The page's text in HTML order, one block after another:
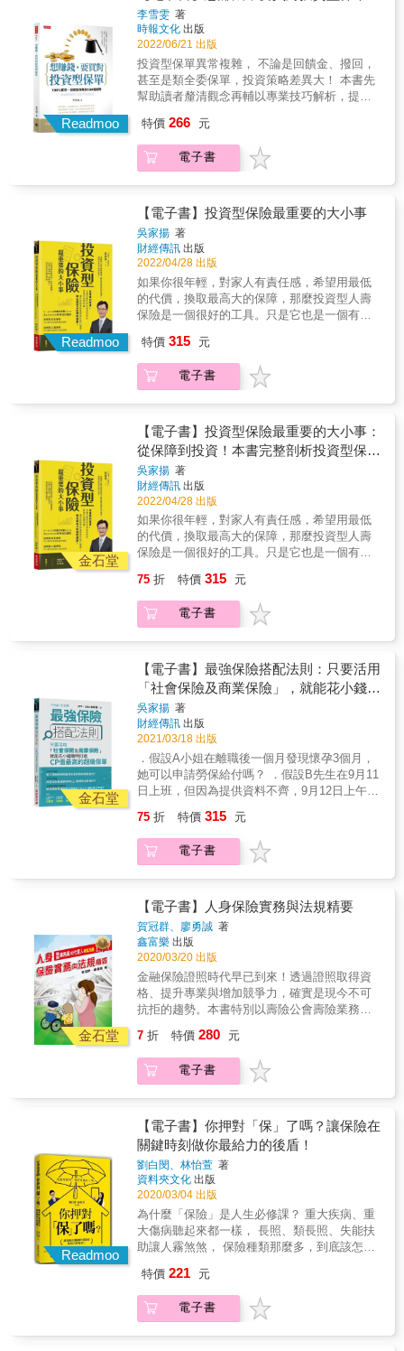
表、案例，快速找到重點、容易記憶。 4.專為
金字塔頂端客戶服務的梁亦鴻老師親自授課：
精心規劃3天課程，不用花時間出門上課，教你
如何分析本身需求，結合有利條件，幫未來的
自己和家人有效轉嫁風險，做好全方位規劃！
&
資+保險」的雙重規畫？ & 4大目標，聰明投資
做好做滿 ■特色&rarr;保險+投資，善用保險的
天生優勢，擴大經營。 ■種類&rarr;需求+功
能，讓你的人生風險控管，績效滿分！ ■對
象&rarr;結稅？投資？準備退休金？
&hellip;&hellip;只要有需求，通通滿足你。 ■效
用&rarr;保額vs.保費，靈活轉換投資標的，缺
錢時也能提領活用。
Readmoo
李雪雯 著
時報文化 出版
2022/06/21 出版
投資型保單異常複雜， 不論是回饋金、撥回，
甚至是類全委保單，投資策略差異大！ 本書先
幫助讀者釐清觀念再輔以專業技巧解析，提供
興趣購買投資型保單的消費大眾們「解惑」，
更是保險業務員們最得力的「輔銷品」，輕鬆
提升業績！ & 4大特點，一次說明白： ■買「投
「投資型保險」？ ■如何分配資產，做好「投
資+保險」的雙重規畫？ & 4大目標，聰明投資
做好做滿 ■特色&rarr;保險+投資，善用保險的
天生優勢，擴大經營。 ■種類&rarr;需求+功
能，讓你的人生風險控管，績效滿分！ ■對
象&rarr;結稅？投資？準備退休金？
&hellip;&hellip;只要有需求，通通滿足你。 ■效
用&rarr;保額vs.保費，靈活轉換投資標的，缺
錢時也能提領活用。
特價 266 元
電子書
Readmoo
【電子書】投資型保險最重要的大小事
吳家揚 著
財經傳訊 出版
2022/04/28 出版
如果你很年輕，對家人有責任感，希望用最低
的代價，換取最高大的保障，那麼投資型人壽
保險是一個很好的工具。只是它也是一個有
要目的在於保險，而非「投資」。因為對它有
錯誤的想像而產生錯誤運用方式，最後產生受
騙的感覺。 投資型保險簡單而言，就是可以與
相當詳細的說明。 舉例而言，對一個30歲的年
輕人，假設選擇購買某市售投資型人壽保險，
年繳6萬元保費，連續20年，目標保額設定600
萬元，選擇的連結標的年化報酬率是3%(這是很
務實的評估，持續幾十年，每年都賺3%雖然不
太可能，但只要標的選得好，時間夠長的話，
平均年化報酬率3%是有很高的達成機率的)。那
麼20年後解約，你可以享有約126萬左右的保單
帳戶價值。如果你不解約，在繳滿20年後，仍
可以獲得相當時間的保障。 這樣算下來，如果
言，你的解約金還高於付出的保費)來取得高額
的保障。 如果這個年輕人選擇投資型年金保
險。以某市售商品為例，在年繳1萬人民幣，連
率同樣為3%。那麼在第30年開始，可以領取年
金終身，月領1077人民幣，並保證至少15年。
投資型年金保險若連結的商品年化投資酬率
為-3%，那麼在第30年，只能一次領回104158
元人民幣。 不過投資型人壽保險的績效與你選
擇的投資標的有很大的關係。同樣一個30歲的
年輕人。如果投資績效連續34年每年都
為-3%，那麼保險會在63歲時結束。20年的解
險，你也必須對連結的投資標的有一定的了
解。才能充分發揮投資型保險的效益。 本書全
面解析投資型保險的原理及相關知識。讓你可
以清楚判斷是否要購買相關的商品，不會因為
誤解而浪費了金錢。 本書特色 大量案例，降低
小白入門的困難度 金融商品的產生，會運用到
許多日常生活碰不到的概念，因此入門的門檻
其實不低。本書解決的方法是利用大量的案例
來說明。讀者如果看內文覺得吃力，不妨先往
下看案例。會更容易進入狀況。 看懂保險公司
網站的資訊，收集資料不求人 所有保險公司都
會把相關商品資訊放在網站上。只是大量的專
有名詞，讓一般消費者望而卻步。本書替你用
白話解釋網站在的「文言文」條文。讓你可以
實務建議，讓你少走冤枉路 由於投資型保險可
以依人們的生命周期而調整。因此作者建議讀
者在30歲到65歲階段以投保較高的保額為主要
改變為儲蓄目的。投資型人壽保險中的保單帳
戶價值，是高齡者財富移轉的良好工具，善用
保險「有條件｣可免納入遺產稅，在財富管理上
達到最優效益。
特價 315 元
電子書
金石堂
【電子書】投資型保險最重要的大小事：
從保障到投資！本書完整剖析投資型保險
的原理及相關知識，讓你超越保險業務員
和銀行理專，做出最利己的理財規劃
吳家揚 著
財經傳訊 出版
2022/04/28 出版
如果你很年輕，對家人有責任感，希望用最低
的代價，換取最高大的保障，那麼投資型人壽
保險是一個很好的工具。只是它也是一個有
要目的在於保險，而非「投資」。因為對它有
錯誤的想像而產生錯誤運用方式，最後產生受
騙的感覺。 投資型保險簡單而言，就是可以與
相當詳細的說明。 舉例而言，對一個30歲的年
輕人，假設選擇購買某市售投資型人壽保險，
年繳6萬元保費，連續20年，目標保額設定600
萬元，選擇的連結標的年化報酬率是3%(這是很
務實的評估，持續幾十年，每年都賺3%雖然不
太可能，但只要標的選得好，時間夠長的話，
平均年化報酬率3%是有很高的達成機率的)。那
麼20年後解約，你可以享有約126萬左右的保單
帳戶價值。如果你不解約，在繳滿20年後，仍
可以獲得相當時間的保障。 這樣算下來，如果
言，你的解約金還高於付出的保費)來取得高額
的保障。 如果這個年輕人選擇投資型年金保
險。以某市售商品為例，在年繳1萬人民幣，連
率同樣為3%。那麼在第30年開始，可以領取年
金終身，月領1077人民幣，並保證至少15年。
投資型年金保險若連結的商品年化投資酬率
為-3%，那麼在第30年，只能一次領回104158
元人民幣。 不過投資型人壽保險的績效與你選
擇的投資標的有很大的關係。同樣一個30歲的
年輕人。如果投資績效連續34年每年都
約金也只有約67.3萬。 因此，購買投資型保
險，你也必須對連結的投資標的有一定的了
解。才能充分發揮投資型保險的效益。 本書全
面解析投資型保險的原理及相關知識。讓你可
誤解而浪費了金錢。 本書特色 大量案例，降低
小白入門的困難度 金融商品的產生，會運用到
許多日常生活碰不到的概念，因此入門的門檻
其實不低。本書解決的方法是利用大量的案例
來說明。讀者如果看內文覺得吃力，不妨先往
下看案例。會更容易進入狀況。 看懂保險公司
網站的資訊，收集資料不求人 所有保險公司都
會把相關商品資訊放在網站上。只是大量的專
有名詞，讓一般消費者望而卻步。本書替你用
白話解釋網站在的「文言文」條文。讓你可以
輕鬆看懂每一家保險公司的投資險商品。 操作
實務建議，讓你少走冤枉路 由於投資型保險可
以依人們的生命周期而調整。因此作者建議讀
者在30歲到65歲階段以投保較高的保額為主要
75 折 特價 315 元
電子書
金石堂
【電子書】最強保險搭配法則：只要活用
「社會保險及商業保險」，就能花小錢聰
明打造CP值最高的超級保單
吳家揚 著
財經傳訊 出版
2021/03/18 出版
．假設A小姐在離職後一個月發現懷孕3個月，
她可以申請勞保給付嗎？ ．假設B先生在9月11
日上班，但因為提供資料不齊，9月12日上午資
下午3點發生意外導致失能，他是否可以申請勞
保給付？ ．你知道勞工保險和國民年金保險有
哪些保險給付嗎？ ．你知道非因公生病住院４
在不該花的地方，而那筆錢你原來是可以用在
投資上、或是提升生活品質。 人吃五穀雜糧，
總是會有倒楣事發生，因此需要買保險，以轉
嫁風險。風險的轉嫁不是無價，但是要如何把
費用降到最低，免得因為「保險」而產生財務
「風險」？ 一個最基礎的概念，就是商業保險
要與社會保險妥善的搭配，用商業保險補社會
保險的不足。很可惜，多數人上班多年，還是
不太清楚自己的社會保險有哪些。反正出了
下，談什麼商業保險和社會保險的搭配呢？ 我
國社會保險超強，提供以下左列的給付，不足
之處則用相對應的商業保險（右列）來補足：
投資型人壽保險 老年給付&&&&&&&&&&&&&
&rarr;年金保險、投資型年金保險 失能給付、健
保&&&&&&& &rarr;長期看護險、特定傷病險
生育和傷病給付 、健保 &rarr;醫療險，重大疾
病險、特定傷病險 重點是以社會保險為基礎，
補不足之處。如果你擔心遇到重大的意外，
「人沒有死」，但是失去工作能力，怕因此而
拖累家人，所以你想買長期看護險、特定傷病
內，因故（不必是因公）「終身無工作能
力」，你可以申請失能年金給付，日後死亡
時，則得由其符合資格的遺屬選擇請領遺屬年
金。 如果你確知你失能年金的給付金額是多
75 折 特價 315 元
電子書
金石堂
【電子書】人身保險實務與法規精要
賀冠群、廖勇誠 著
鑫富樂 出版
2020/03/20 出版
金融保險證照時代早已到來！透過證照取得資
格、提升專業與增加競爭力，確實是現今不可
抗拒的趨勢。本書特別以壽險公會壽險業務員
題及105~108年人身保險代理人人身保險實務
概要考題，透過系統化列舉編撰與逐題解析模
式，協助從業人員或學生效率化學習壽險商
及壽險代理人壽險實務參考書外，更透過重點
系統化、項目化與圖表化的模式，結合作者實
務經驗，協助讀者對於壽險商品、條款法規、
壽險行銷與招攬規範，能有進一步的學習與成
長，並適合作為學生們的人身保險課程教材。
法規+考題) ] + [壽險代理人 (壽險實務概要+考
題) ] 2. 呈現方式 = 重點 + 圖表 + 項目 + 說明
+ 考題。 3. 人身保險課程教材：商品+條款法
規+行銷與招攬規範！
7 折 特價 280 元
電子書
Readmoo
【電子書】你押對「保」了嗎？讓保險在
關鍵時刻做你最給力的後盾！
劉白閔、林怡萱 著
資料夾文化 出版
2020/03/04 出版
為什麼「保險」是人生必修課？ 重大疾病、重
大傷病聽起來都一樣， 長照、類長照、失能扶
助讓人霧煞煞， 保險種類那麼多，到底該怎麼
階段壽險不可或缺， 中老年退休規劃很重要，
不同人生階段到底要有哪些保險？ 現代人活得
長壽，但未必活得健康， 發生在別人身上的叫
特價 221 元
電子書